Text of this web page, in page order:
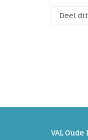
Deel
VAL Oude